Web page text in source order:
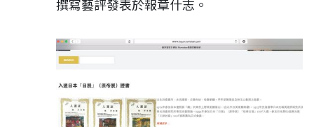
撰寫藝評發表於報章什志。